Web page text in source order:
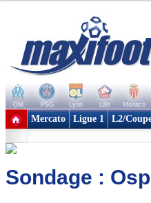
OM PSG Lyon Lille Monaco
+ de clubs
Mercato Ligue 1 L2/
Sondage :